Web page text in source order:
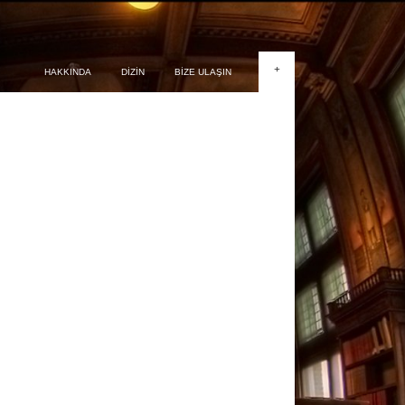
HAKKINDA DIZIN BIZE ULAŞIN +